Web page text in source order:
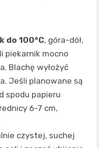
do 100°C, góra-dół,
piekarnik mocno
Blachę wyłożyć
Jeśli planowane są
spodu papieru
6-7 cm,
czystej, suchej